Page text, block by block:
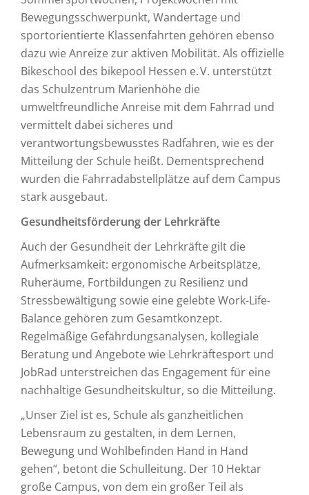
Bewegungsschwerpunkt, Wandertage und
sportorientierte Klassenfahrten gehören ebenso
dazu wie Anreize zur aktiven Mobilität. Als offizielle
Bikeschool des bikepool Hessen e. V. unterstützt
das Schulzentrum Marienhöhe die
umweltfreundliche Anreise mit dem Fahrrad und
vermittelt dabei sicheres und
verantwortungsbewusstes Radfahren, wie es der
Mitteilung der Schule heißt. Dementsprechend
wurden die Fahrradabstellplätze auf dem Campus
stark ausgebaut.
Gesundheitsförderung der Lehrkräfte
Auch der Gesundheit der Lehrkräfte gilt die
Aufmerksamkeit: ergonomische Arbeitsplätze,
Ruheräume, Fortbildungen zu Resilienz und
Stressbewältigung sowie eine gelebte Work-Life-
Balance gehören zum Gesamtkonzept.
Regelmäßige Gefährdungsanalysen, kollegiale
Beratung und Angebote wie Lehrkräftesport und
JobRad unterstreichen das Engagement für eine
nachhaltige Gesundheitskultur, so die Mitteilung.
„Unser Ziel ist es, Schule als ganzheitlichen
Lebensraum zu gestalten, in dem Lernen,
Bewegung und Wohlbefinden Hand in Hand
gehen“, betont die Schulleitung. Der 10 Hektar
große Campus, von dem ein großer Teil als